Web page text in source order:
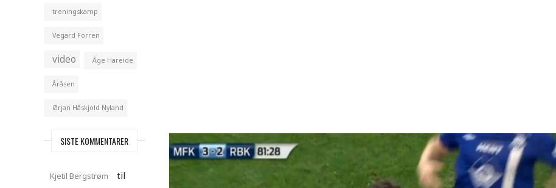
treningskamp
Vegard Forren
video Åge Hareide
Åråsen
Ørjan Håskjold Nyland
SISTE KOMMENTARER
Kjetil Bergstrøm til